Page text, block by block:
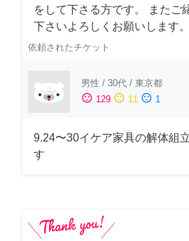
をして下さる方です。 またご
下さいよろしくお願いします。
依頼されたチケット
男性 / 30代 / 東京都
sentiment_satisfied 129 sentiment_neutral 11 sentiment_dissatisfied 1
9.24〜30イケア家具の解体組
す